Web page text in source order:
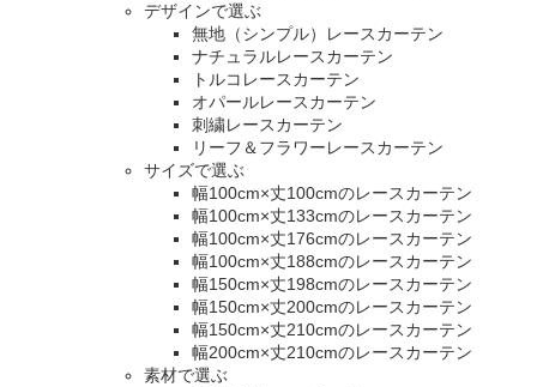
デザインで選ぶ
無地（シンプル）レースカーテン
ナチュラルレースカーテン
トルコレースカーテン
オパールレースカーテン
刺繍レースカーテン
リーフ＆フラワーレースカーテン
サイズで選ぶ
幅100cm×丈100cmのレースカーテン
幅100cm×丈133cmのレースカーテン
幅100cm×丈176cmのレースカーテン
幅100cm×丈188cmのレースカーテン
幅150cm×丈198cmのレースカーテン
幅150cm×丈200cmのレースカーテン
幅150cm×丈210cmのレースカーテン
幅200cm×丈210cmのレースカーテン
素材で選ぶ